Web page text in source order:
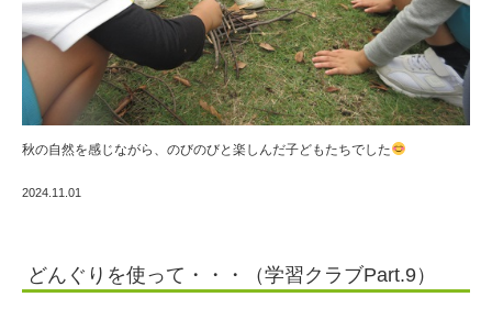
秋の自然を感じながら、のびのびと楽しんだ子どもたちでした
2024.11.01
どんぐりを使って・・・（学習クラブPart.9）